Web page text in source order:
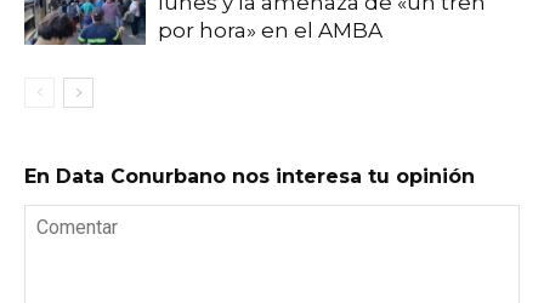
por hora» en el AMBA
En Data Conurbano nos interesa tu opinión